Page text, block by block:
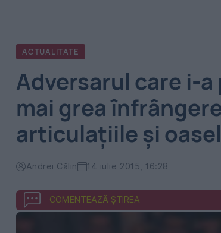
ACTUALITATE
Adversarul care i-
mai grea
articulațiile și
Andrei Călin 14 iulie 2015, 16:28
COMENTEAZĂ ȘTIREA